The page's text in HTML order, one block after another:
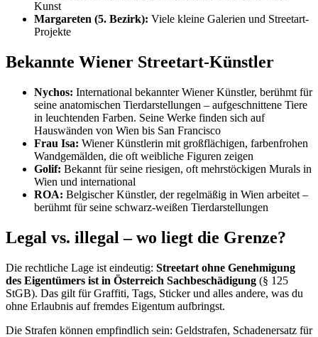
Kunst
Margareten (5. Bezirk): Viele kleine Galerien und Streetart-
Projekte
Bekannte Wiener Streetart-Künstler
Nychos: International bekannter Wiener Künstler, berühmt für
seine anatomischen Tierdarstellungen – aufgeschnittene Tiere
in leuchtenden Farben. Seine Werke finden sich auf
Hauswänden von Wien bis San Francisco
Frau Isa: Wiener Künstlerin mit großflächigen, farbenfrohen
Wandgemälden, die oft weibliche Figuren zeigen
Golif: Bekannt für seine riesigen, oft mehrstöckigen Murals in
Wien und international
ROA: Belgischer Künstler, der regelmäßig in Wien arbeitet –
berühmt für seine schwarz-weißen Tierdarstellungen
Legal vs. illegal – wo liegt die Grenze?
Die rechtliche Lage ist eindeutig: Streetart ohne Genehmigung
des Eigentümers ist in Österreich Sachbeschädigung (§ 125
StGB). Das gilt für Graffiti, Tags, Sticker und alles andere, was du
ohne Erlaubnis auf fremdes Eigentum aufbringst.
Die Strafen können empfindlich sein: Geldstrafen, Schadenersatz für